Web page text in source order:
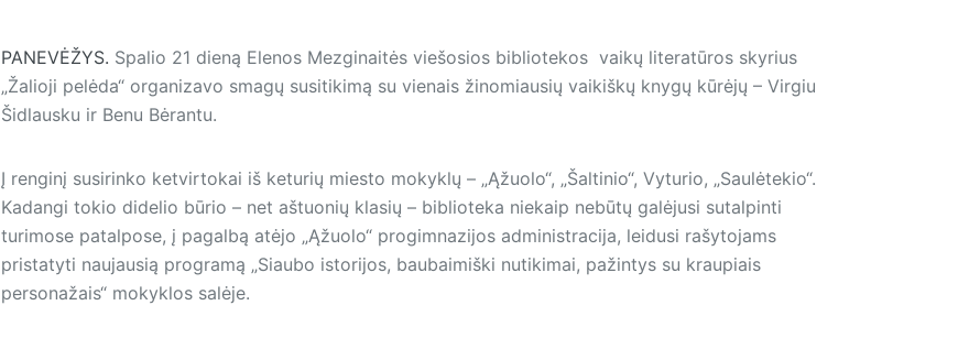
PANEVĖŽYS. Spalio 21 dieną Elenos Mezginaitės viešosios bibliotekos vaikų literatūros skyrius
„Žalioji pelėda“ organizavo smagų susitikimą su vienais žinomiausių vaikiškų knygų kūrėjų – Virgiu
Šidlausku ir Benu Bėrantu.
Į renginį susirinko ketvirtokai iš keturių miesto mokyklų – „Ąžuolo“, „Šaltinio“, Vyturio, „Saulėtekio“.
Kadangi tokio didelio būrio – net aštuonių klasių – biblioteka niekaip nebūtų galėjusi sutalpinti
turimose patalpose, į pagalbą atėjo „Ąžuolo“ progimnazijos administracija, leidusi rašytojams
pristatyti naujau­sią programą „Siaubo istorijos, baubaimiški nutikimai, pažintys su kraupiais
personažais“ mokyklos salėje.